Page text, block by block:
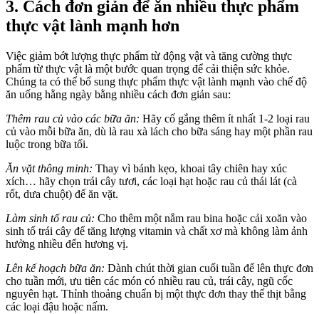
3. Cách đơn giản để ăn nhiều thực phẩm
thực vật lành mạnh hơn
Việc giảm bớt lượng thực phẩm từ động vật và tăng cường thực
phẩm từ thực vật là một bước quan trọng để cải thiện sức khỏe.
Chúng ta có thể bổ sung thực phẩm thực vật lành mạnh vào chế độ
ăn uống hằng ngày bằng nhiều cách đơn giản sau:
Thêm rau củ vào các bữa ăn: Hãy cố gắng thêm ít nhất 1-2 loại rau
củ vào mỗi bữa ăn, dù là rau xà lách cho bữa sáng hay một phần rau
luộc trong bữa tối.
Ăn vặt thông minh: Thay vì bánh kẹo, khoai tây chiên hay xúc
xích… hãy chọn trái cây tươi, các loại hạt hoặc rau củ thái lát (cà
rốt, dưa chuột) để ăn vặt.
Làm sinh tố rau củ: Cho thêm một nắm rau bina hoặc cải xoăn vào
sinh tố trái cây để tăng lượng vitamin và chất xơ mà không làm ảnh
hưởng nhiều đến hương vị.
Lên kế hoạch bữa ăn: Dành chút thời gian cuối tuần để lên thực đơn
cho tuần mới, ưu tiên các món có nhiều rau củ, trái cây, ngũ cốc
nguyên hạt. Thỉnh thoảng chuẩn bị một thực đơn thay thế thịt bằng
các loại đậu hoặc nấm.